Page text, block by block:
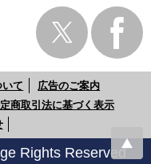
て
広告のご案内
商取引法に基づく表示
Rights Reserved